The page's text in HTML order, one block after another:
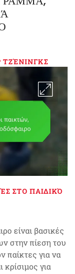
ΤΖΈΝΙΝΓΚΣ
ΣΤΟ ΠΑΙΔΙΚΌ
είναι βασικές
στην πίεση του
παίκτες για να
για